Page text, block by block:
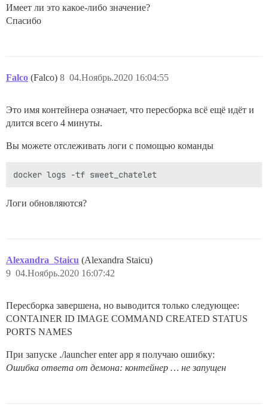
Имеет ли это какое-либо значение?
Спасибо
Falco (Falco) 04.Ноябрь.2020 16:04:55
8
Это имя контейнера означает, что пересборка всё ещё идёт и
длится всего 4 минуты.
Вы можете отслеживать логи с помощью команды
Логи обновляются?
Alexandra_Staicu (Alexandra Staicu)
04.Ноябрь.2020 16:07:42
9
Пересборка завершена, но выводится только следующее:
CONTAINER ID IMAGE COMMAND CREATED STATUS
PORTS NAMES
При запуске ./launcher enter app я получаю ошибку:
Ошибка ответа от демона: контейнер … не запущен